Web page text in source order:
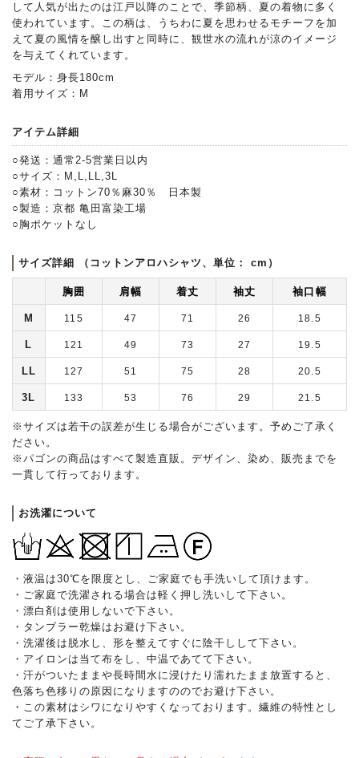
して人気が出たのは江戸以降のことで、季節柄、夏の着物に多く
使われています。この柄は、うちわに夏を思わせるモチーフを加
えて夏の風情を醸し出すと同時に、観世水の流れが涼のイメージ
を与えてくれています。
モデル：身長180cm
着用サイズ：M
アイテム詳細
○発送：通常2-5営業日以内
○サイズ：M,L,LL,3L
○素材：コットン70％麻30％ 日本製
○製造：京都 亀田富染工場
○胸ポケットなし
サイズ詳細 （コットンアロハシャツ、単位： cm）
胸囲 肩幅 着丈 袖丈 袖口幅
M 115 47 71 26 18.5
L 121 49 73 27 19.5
LL 127 51 75 28 20.5
3L 133 53 76 29 21.5
※サイズは若干の誤差が生じる場合がございます。予めご了承く
ださい。
※パゴンの商品はすべて製造直販。デザイン、染め、販売までを
一貫して行っております。
お洗濯について
・液温は30℃を限度とし、ご家庭でも手洗いして頂けます。
・ご家庭で洗濯される場合は軽く押し洗いして下さい。
・漂白剤は使用しないで下さい。
・タンブラー乾燥はお避け下さい。
・洗濯後は脱水し、形を整えてすぐに陰干しして下さい。
・アイロンは当て布をし、中温であてて下さい。
・汗がついたままや長時間水に浸けたり濡れたまま放置すると、
色落ち色移りの原因になりますののでお避け下さい。
・この素材はシワになりやすくなっております。繊維の特性とし
てご了承下さい。